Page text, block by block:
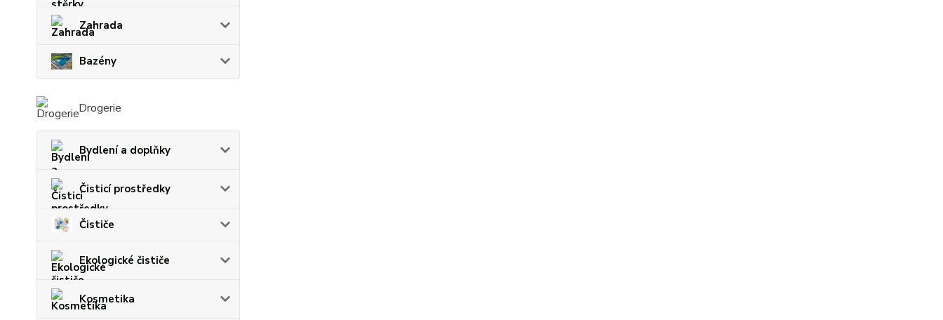
Zahrada
Bazény
Drogerie
Bydlení a doplňky
Čisticí prostředky
Čističe
Ekologické čističe
Kosmetika